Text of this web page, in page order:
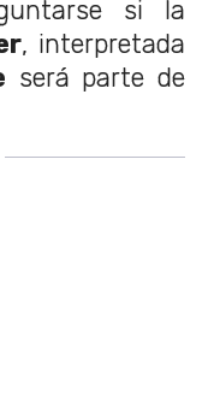
si la
, interpretada
será parte de